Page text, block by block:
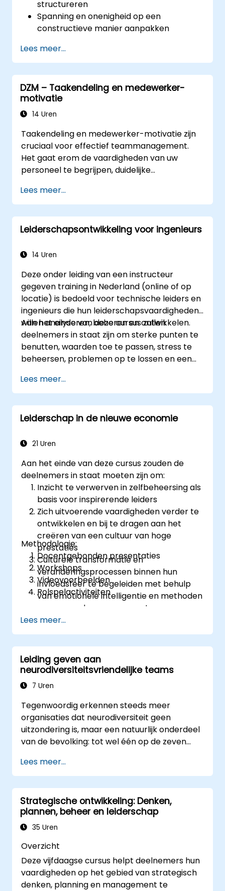
structureren
Spanning en onenigheid op een
constructieve manier aanpakken
verantwoordelijkheidsgevoel binnen het
team vergroten
Onder druk toch helder en beheerst
leiding geven
Lees meer...
DZM – Taakendeling en medewerker-
motivatie
14 Uren
Taakendeling en medewerker-motivatie zijn
cruciaal voor effectief teammanagement.
Het gaat erom de vaardigheden van uw
personeel te begrijpen, duidelijke
tonen door verantwoordelijkheden toe te
wijzen. Controleer regelmatig op vooruitgang
en geef constructieve feedback om
medewerkers te motiveren: Erken successen:
van behaalde resultaten stimuleert de
van werknemers bij
besluitvormingsprocessen geeft hen het
gevoel een belangrijke rol binnen het bedrijf
te vervullen. Een organisatiecultuur die
respect, ondersteuning en evenwicht tussen
werk en privéleven bevordert, stimuleert
medewerkers tot betere prestaties. Handel
overeenkomstig de waarden en
verwachtingen die u aan uw medewerkers
aanpassing aan de behoeften van het team.
ieders motivatie en vaardigheden ontwikkelen
zijn essentieel voor succes op dit gebied.
Lees meer...
Leiderschapsontwikkeling voor ingenieurs
14 Uren
Deze onder leiding van een instructeur
gegeven training in Nederland (online of op
locatie) is bedoeld voor technische leiders en
ingenieurs die hun leiderschapsvaardigheden
willen analyseren, beheren en ontwikkelen.
Aan het einde van deze cursus zullen
deelnemers in staat zijn om sterke punten te
benutten, waarden toe te passen, stress te
beheersen, problemen op te lossen en een
leiderschap.
Lees meer...
Leiderschap in de nieuwe economie
21 Uren
Aan het einde van deze cursus zouden de
deelnemers in staat moeten zijn om:
Inzicht te verwerven in zelfbeheersing als
basis voor inspirerende leiders
Zich uitvoerende vaardigheden verder te
ontwikkelen en bij te dragen aan het
creëren van een cultuur van hoge
prestaties
Culturele transformatie en
veranderingsprocessen binnen hun
invloedsfeer te begeleiden met behulp
van emotionele intelligentie en methoden
voor verandermanagement
Methodologie:
Docentgebonden presentaties
Workshops
Videovoorbeelden
Rolspelactiviteiten
Lees meer...
Leiding geven aan
neurodiversiteitsvriendelijke teams
7 Uren
Tegenwoordig erkennen steeds meer
organisaties dat neurodiversiteit geen
uitzondering is, maar een natuurlijk onderdeel
van de bevolking: tot wel één op de zeven
als neurodivergent worden beschouwd. Dit
betekent dat de meeste teams vandaag
bestaan uit mensen met uiteenlopende
manieren van denken, leren, communiceren
en handelen. Voor leiders is dit geen uitdaging
– het biedt juist een grote kans tot
Lees meer...
Strategische ontwikkeling: Denken,
plannen, beheer en leiderschap
35 Uren
Overzicht
Deze vijfdaagse cursus helpt deelnemers hun
vaardigheden op het gebied van strategisch
denken, planning en management te